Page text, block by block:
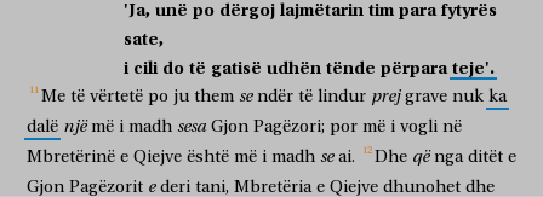
do të krahasoj brezin i ngjashëm
καθημένοις
duke ndenjur në sheshet e tregjeve të cilët
duke bërë zë drejt
ἑτέροις
të tjerëve
λέγουσιν,
thonë
ηὐλήσαμεν
ramë fyellit
ὑμῖν
juve
καὶ
dhe
οὐκ
nuk
ὠρχήσασθε;
vallëzuat
ἐθρηνήσαμεν
bëmë gjëmë
καὶ
dhe
οὐκ ἐκόψασθε.
goditët gjoksin
ἦλθεν
erdhi
γὰρ
sepse
Ἰωάννης
Gjoni
μήτε
as
ἐσθίων
duke ngrënë
μήτε
as
πίνων,
duke pirë
καὶ
dhe
'Ja, unë po dërgoj lajmëtarin tim para fytyrës
sate,
i cili do të gatisë udhën tënde përpara teje'.
Me të vërtetë po ju them se ndër të lindur prej grave nuk ka
dalë një më i madh sesa Gjon Pagëzori; por më i vogli në
Mbretërinë e Qiejve është më i madh se ai. Dhe që nga ditët e
Gjon Pagëzorit e deri tani, Mbretëria e Qiejve dhunohet dhe